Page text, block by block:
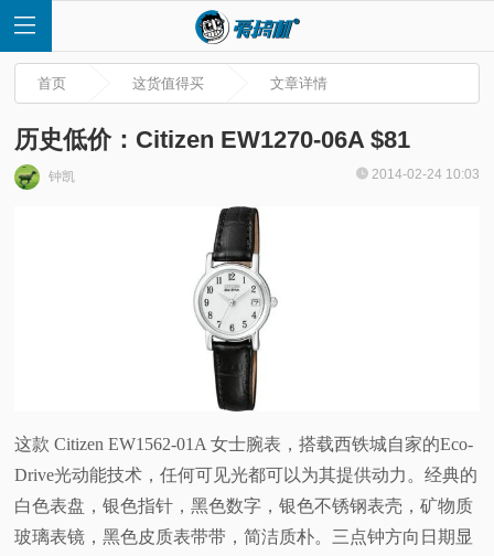
测
视
首页 这货值得买 文章详情
历史低价：Citizen EW1270-06A $81
钟凯 2014-02-24 10:03
这款 Citizen EW1562-01A 女士腕表，搭载西铁城自家的Eco-
Drive光动能技术，任何可见光都可以为其提供动力。经典的
白色表盘，银色指针，黑色数字，银色不锈钢表壳，矿物质
玻璃表镜，黑色皮质表带带，简洁质朴。三点钟方向日期显